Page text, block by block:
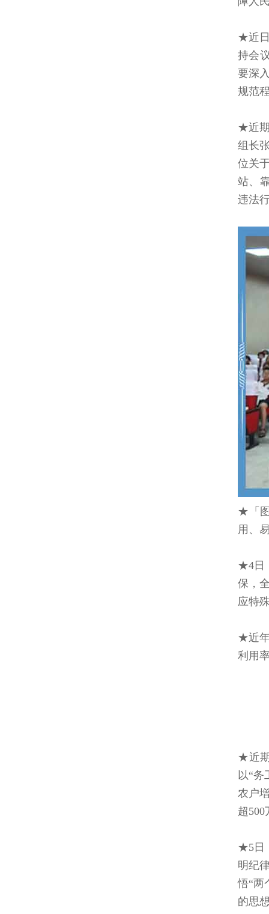
★近日
持会
要深
规范
★近期
组长
位关
站、
违法
★「
用、
★4日
保，
应特
★近年
利用
★近
以“
农户
超
★5日
明纪
悟“两
的思